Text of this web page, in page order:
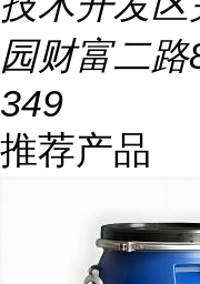
园财富二
349
推荐产品